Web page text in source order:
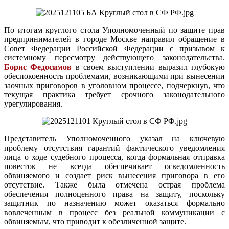
По итогам круглого стола Уполномоченный по защите прав
предпринимателей в городе Москве направил обращение в
Совет Федерации Российской Федерации с призывом к
системному пересмотру действующего законодательства.
Борис Федосимов в своем выступлении выразил глубокую
обеспокоенность проблемами, возникающими при вынесении
заочных приговоров в уголовном процессе, подчеркнув, что
текущая практика требует срочного законодательного
урегулирования.
Представитель Уполномоченного указал на ключевую
проблему отсутствия гарантий фактического уведомления
лица о ходе судебного процесса, когда формальная отправка
повесток не всегда обеспечивает осведомленность
обвиняемого и создает риск вынесения приговора в его
отсутствие. Также была отмечена острая проблема
обеспечения полноценного права на защиту, поскольку
защитник по назначению может оказаться формально
вовлеченным в процесс без реальной коммуникации с
обвиняемым, что приводит к обезличенной защите.